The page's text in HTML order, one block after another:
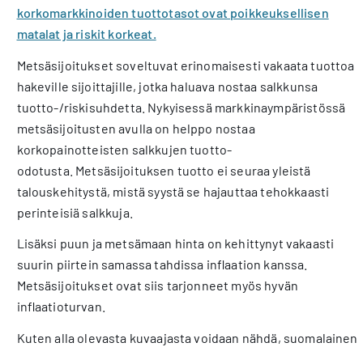
korkomarkkinoiden tuottotasot ovat poikkeuksellisen
matalat ja riskit korkeat.
Metsäsijoitukset soveltuvat erinomaisesti vakaata tuottoa
hakeville sijoittajille, jotka haluava nostaa salkkunsa
tuotto-/riskisuhdetta. Nykyisessä markkinaympäristössä
metsäsijoitusten avulla on helppo nostaa
korkopainotteisten salkkujen tuotto-
odotusta. Metsäsijoituksen tuotto ei seuraa yleistä
talouskehitystä, mistä syystä se hajauttaa tehokkaasti
perinteisiä salkkuja.
Lisäksi puun ja metsämaan hinta on kehittynyt vakaasti
suurin piirtein samassa tahdissa inflaation kanssa.
Metsäsijoitukset ovat siis tarjonneet myös hyvän
inflaatioturvan.
Kuten alla olevasta kuvaajasta voidaan nähdä, suomalainen